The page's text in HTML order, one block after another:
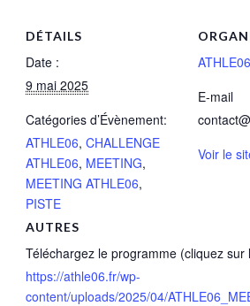
DÉTAILS
Date :
9 mai 2025
Catégories d’Évènement:
ATHLE06, CHALLENGE
ATHLE06, MEETING,
MEETING ATHLE06,
PISTE
ATHLE06
E-mail
Voir le
AUTRES
Téléchargez le programme (cliquez sur
https://athle06.fr/wp-
content/uploads/2025/04/